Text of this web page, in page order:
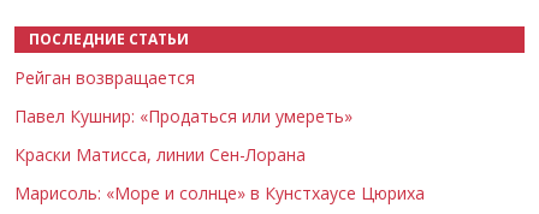
ПОСЛЕДНИЕ СТАТЬИ
Рейган возвращается
Павел Кушнир: «Продаться или умереть»
Краски Матисса, линии Сен-Лорана
Марисоль: «Море и солнце» в Кунстхаусе Цюриха